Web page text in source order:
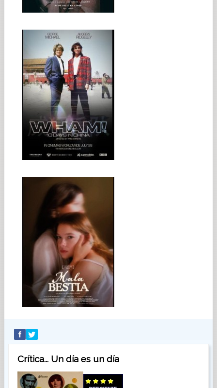
Crítica... Un día es un día